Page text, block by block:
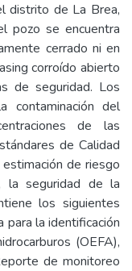
distrito de La Brea,
pozo se encuentra
cerrado ni en
corroído abierto
de seguridad. Los
contaminación del
de las
de Calidad
de riesgo
la seguridad de la
los siguientes
para la identificación
(OEFA),
de monitoreo